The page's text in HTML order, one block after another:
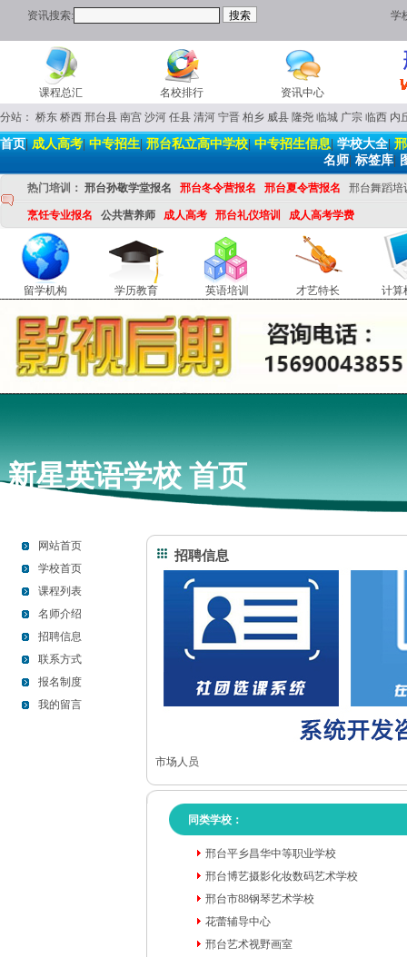
资讯搜索: 学
课程总汇 名校排行
资讯中心
分站： 桥东 桥西 邢台县 南宫 沙河 任县 清河 宁晋 柏乡 威县 隆尧 临城 广宗 临西 内
首页|成人高考|中专招生|邢台私立高中学校|中专招生信息|学校大全|
名师| 标签库|
热门培训： 邢台孙敬学堂报名 邢台冬令营报名 邢台夏令营报名 邢台舞蹈培
烹饪专业报名 公共营养师 成人高考 邢台礼仪培训 成人高考学费
留学机构 学历教育 英语培训 才艺特长 计算
新星英语学校 首页
网站首页
学校首页
课程列表
名师介绍
招聘信息
联系方式
报名制度
我的留言
招聘信息
市场人员
同类学校：
邢台平乡昌华中等职业学校
邢台博艺摄影化妆数码艺术学校
邢台市88钢琴艺术学校
花蕾辅导中心
邢台艺术视野画室